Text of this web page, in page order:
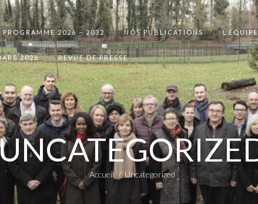
PROGRAMME 2026 – 2032 NOS PUBLICATIONS
2026 REVUE DE PRESSE
Accueil Uncategorized